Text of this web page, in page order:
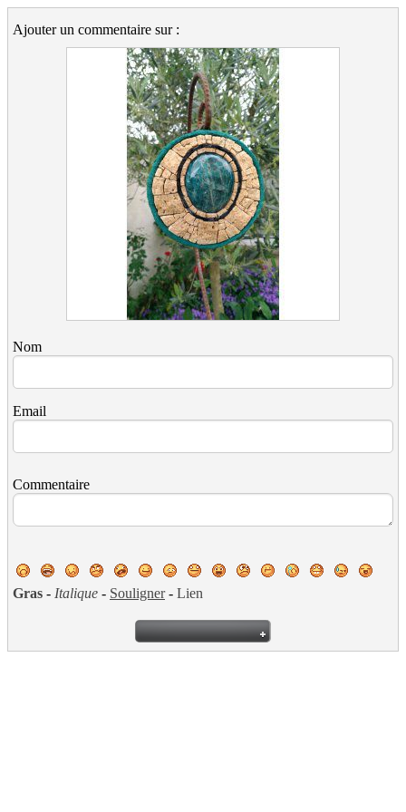
Ajouter un commentaire sur :
Nom
Email
Commentaire
Gras - Italique - Souligner- Lien